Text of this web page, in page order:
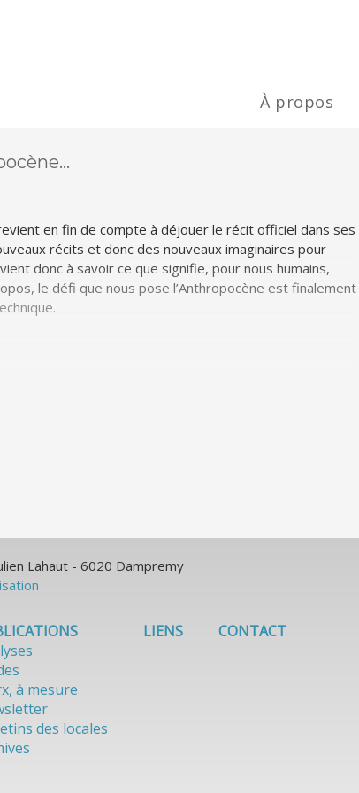
À propos
en fin de compte à déjouer le récit officiel dans ses
récits et donc des nouveaux imaginaires pour
donc à savoir ce que signifie, pour nous humains,
le défi que nous pose l’Anthropocène est finalement
Lahaut - 6020 Dampremy
à mesure
des locales
LIENS CONTACT